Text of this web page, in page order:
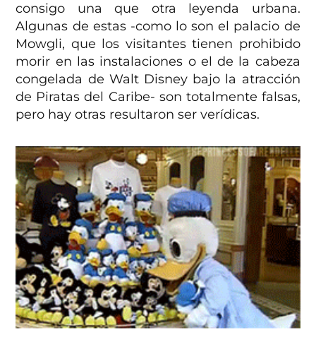
consigo una que otra leyenda urbana.
Algunas de estas -como lo son el palacio de
Mowgli, que los visitantes tienen prohibido
morir en las instalaciones o el de la cabeza
congelada de Walt Disney bajo la atracción
de Piratas del Caribe- son totalmente falsas,
pero hay otras resultaron ser verídicas.